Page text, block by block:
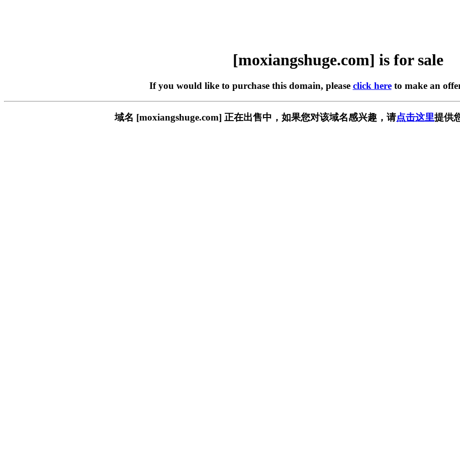
[moxiangshuge.com] is for sale
If you would like to purchase this domain, please click hereto make an
域名 [moxiangshuge.com] 正在出售中，如果您对该域名感兴趣，请点击这里提供